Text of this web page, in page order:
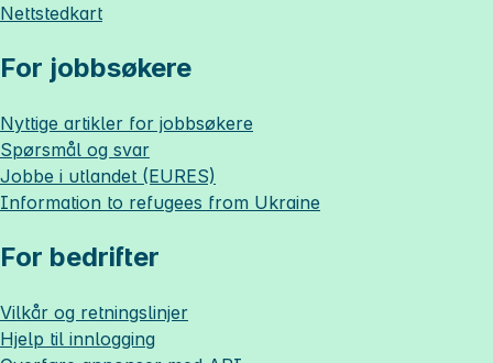
Nettstedkart
For jobbsøkere
Nyttige artikler for jobbsøkere
Spørsmål og svar
Jobbe i utlandet (EURES)
Information to refugees from Ukraine
For bedrifter
Vilkår og retningslinjer
Hjelp til innlogging